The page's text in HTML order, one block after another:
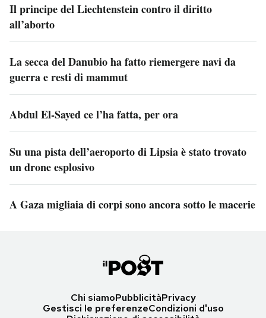
Il principe del Liechtenstein contro il diritto
all’aborto
La secca del Danubio ha fatto riemergere navi da
guerra e resti di mammut
Abdul El-Sayed ce l’ha fatta, per ora
Su una pista dell’aeroporto di Lipsia è stato trovato
un drone esplosivo
A Gaza migliaia di corpi sono ancora sotto le macerie
Chi siamoPubblicitàPrivacy
Gestisci le preferenzeCondizioni d'uso